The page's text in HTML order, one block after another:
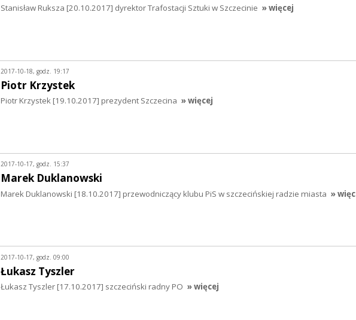
Stanisław Ruksza [20.10.2017] dyrektor Trafostacji Sztuki w Szczecinie » więcej
2017-10-18, godz. 19:17
Piotr Krzystek
Piotr Krzystek [19.10.2017] prezydent Szczecina » więcej
2017-10-17, godz. 15:37
Marek Duklanowski
Marek Duklanowski [18.10.2017] przewodniczący klubu PiS w szczecińskiej radzie miasta »
2017-10-17, godz. 09:00
Łukasz Tyszler
Łukasz Tyszler [17.10.2017] szczeciński radny PO » więcej